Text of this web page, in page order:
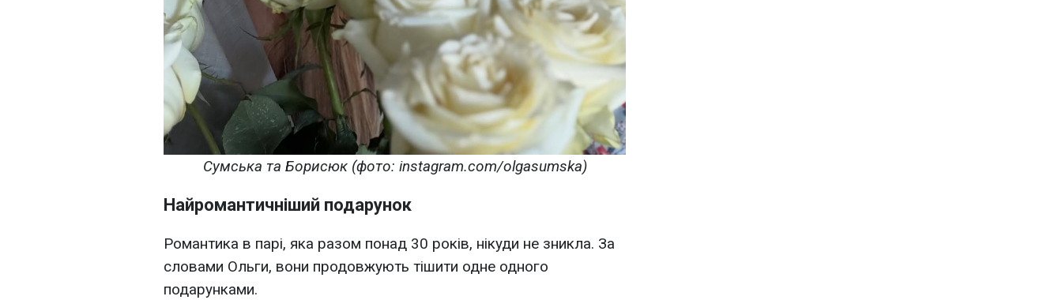
Сумська та Борисюк (фото: instagram.com/olgasumska)
Найромантичніший подарунок
Романтика в парі, яка разом понад 30 років, нікуди не зникла. За
словами Ольги, вони продовжують тішити одне одного
подарунками.